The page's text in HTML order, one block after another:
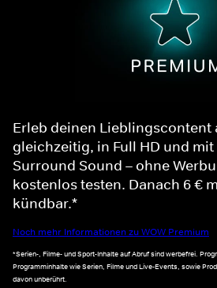
Erleb deinen Lieblingscontent
gleichzeitig, in Full HD und mit
Surround Sound – ohne
kostenlos testen. Danach 6 €
kündbar.*
Noch mehr Informationen zu WOW Premium
*Serien-, Filme- und Sport-Inhalte auf Abruf sind werbefrei.
Programminhalte wie Serien, Filme und Live-Events, sowie
davon unberührt.